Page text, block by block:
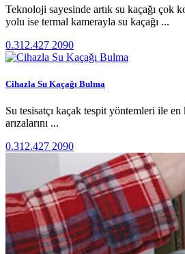
Teknoloji sayesinde artık su kaçağı çok
yolu ise termal kamerayla su kaçağı ...
0.312.427 2090
Cihazla Su Kaçağı Bulma
Su tesisatçı kaçak tespit yöntemleri ile en
arızalarını ...
0.312.427 2090